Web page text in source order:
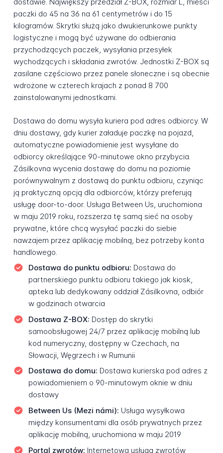
paczki do 45 na 36 na 61 centymetrów i do 15
kilogramów. Skrytki służą jako dwukierunkowe punkty
logistyczne i mogą być używane do odbierania
przychodzących paczek, wysyłania przesyłek
wychodzących i składania zwrotów. Jednostki Z-BOX są
zasilane częściowo przez panele słoneczne i są obecnie
wdrożone w czterech krajach z ponad 8 700
zainstalowanymi jednostkami.
Dostawa do domu wysyła kuriera pod adres odbiorcy. W
dniu dostawy, gdy kurier załaduje paczkę na pojazd,
automatyczne powiadomienie jest wysyłane do
odbiorcy określające 90-minutowe okno przybycia.
Zásilkovna wycenia dostawę do domu na poziomie
porównywalnym z dostawą do punktu odbioru, czyniąc
ją praktyczną opcją dla odbiorców, którzy preferują
usługę door-to-door. Usługa Between Us, uruchomiona
w maju 2019 roku, rozszerza tę samą sieć na osoby
prywatne, które chcą wysyłać paczki do siebie
nawzajem przez aplikację mobilną, bez potrzeby konta
handlowego.
Dostawa do punktu odbioru: Dostawa do
partnerskiego punktu odbioru takiego jak kiosk,
apteka lub dedykowany oddział Zásilkovna, odbiór
w godzinach otwarcia
Dostawa Z-BOX: Dostęp do skrytki
samoobsługowej 24/7 przez aplikację mobilną lub
kod numeryczny, dostępny w Czechach, na
Słowacji, Węgrzech i w Rumunii
Dostawa do domu: Dostawa kurierska pod adres z
powiadomieniem o 90-minutowym oknie w dniu
dostawy
Between Us (Mezi námi): Usługa wysyłkowa
między konsumentami dla osób prywatnych przez
aplikację mobilną, uruchomiona w maju 2019
Portal zwrotów: Internetowa usługa zwrotów